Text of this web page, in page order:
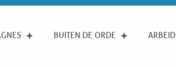
BUITEN DE ORDE ARBEID